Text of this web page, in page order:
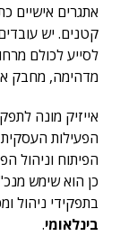
אתגרים אישיים
קטנים. יש
לסייע לכולם
מדהימה, מחבק
אייזיק מונה
הפעילות
הפיתוח וניהול
כן הוא שימש
בתפקידי ניהול
בינלאומי.